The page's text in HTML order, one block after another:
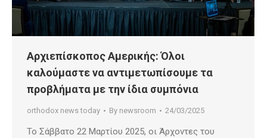
Αρχιεπίσκοπος Αμερικής: Όλοι
καλούμαστε να αντιμετωπίσουμε τα
προβλήματα με την ίδια συμπόνια
orthodox news today By newsroom 24/03/2025
Το Σάββατο 22 Μαρτίου 2025, οι Άρχοντες του